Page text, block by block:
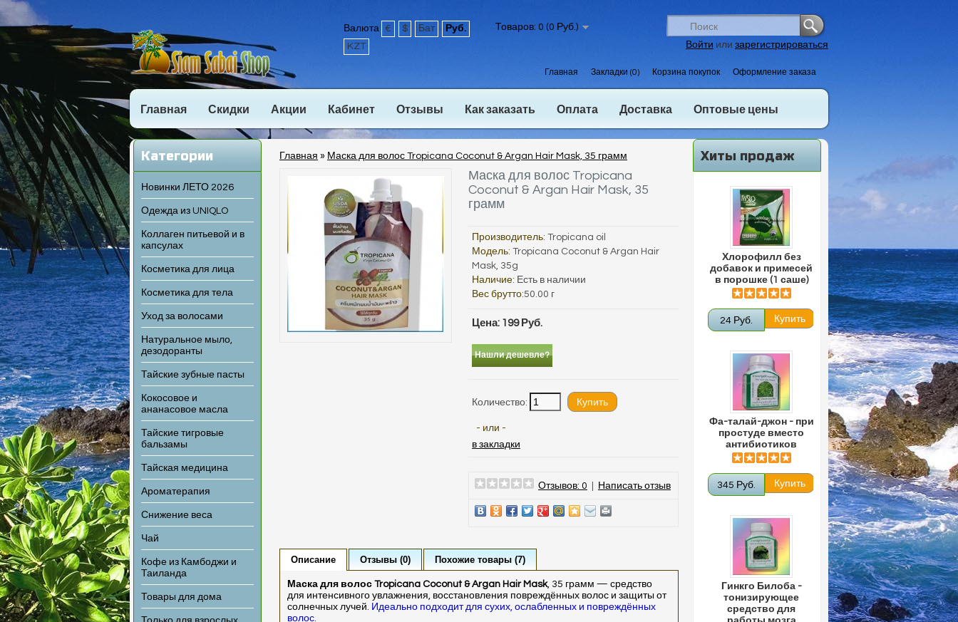
Валюта € $ Бат
Руб.
KZT
Товаров: 0 (0 Руб.)
Войти или зарегистрироваться
Главная Закладки (0) Корзина покупок Оформление заказа
Главная Скидки Акции Кабинет Отзывы Как заказать Оплата Доставка Оптовые цены
Категории
Новинки ЛЕТО 2026
Одежда из UNIQLO
Коллаген питьевой и в
капсулах
Косметика для лица
Косметика для тела
Уход за волосами
Натуральное мыло,
дезодоранты
Тайские зубные пасты
Кокосовое и
ананасовое масла
Тайские тигровые
бальзамы
Тайская медицина
Ароматерапия
Снижение веса
Чай
Кофе из Камбоджи и
Таиланда
Товары для дома
Хиты продаж
Хлорофилл без
добавок и примесей
в порошке (1 саше)
24 Руб.
Фа-талай-джон - при
простуде вместо
антибиотиков
345 Руб.
Гинкго Билоба -
тонизирующее
средство для
Главная » Маска для волос Tropicana Coconut & Argan Hair Mask, 35 грамм
Маска для волос Tropicana
Coconut & Argan Hair Mask, 35
грамм
Производитель: Tropicana oil
Модель: Tropicana Coconut & Argan Hair
Mask, 35g
Наличие: Есть в наличии
Вес брутто:50.00 г
Цена: 199 Руб.
Нашли дешевле?
Количество:
- или -
в закладки
Отзывов: 0 Написать отзыв
Описание Отзывы (0) Похожие товары (7)
Маска для волос Tropicana Coconut & Argan Hair Mask, 35 грамм — средство
для интенсивного увлажнения, восстановления повреждённых волос и защиты от
солнечных лучей. Идеально подходит для сухих, ослабленных и повреждённых
волос.